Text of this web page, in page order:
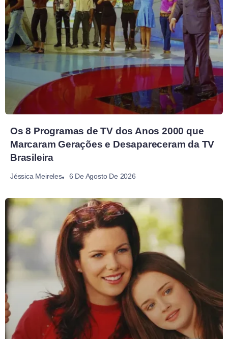
Os 8 Programas de TV dos Anos 2000 que
Marcaram Gerações e Desapareceram da TV
Brasileira
Jéssica Meireles 6 De Agosto De 2026